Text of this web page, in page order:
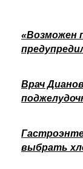
«Возможен
Врач
выбрать